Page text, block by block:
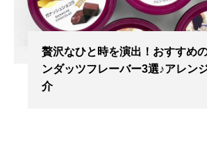
贅沢なひと時を演出！おすすめ
ンダッツフレーバー3選♪アレン
介